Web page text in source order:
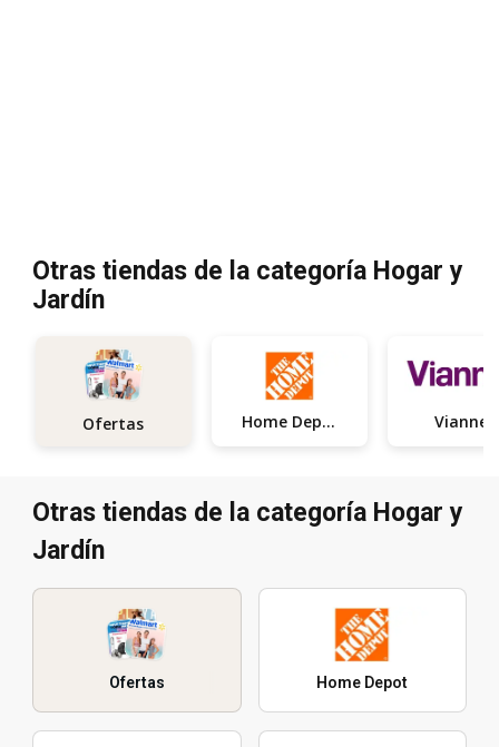
Otras tiendas de la categoría Hogar y
Jardín
Ofertas Home Depot Vianney
Otras tiendas de la categoría Hogar y
Jardín
Ofertas Home Depot